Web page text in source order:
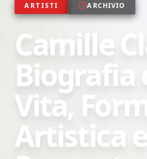
ARTISTI ARCHIVIO
Camille
Biografia
Vita,
Artistica